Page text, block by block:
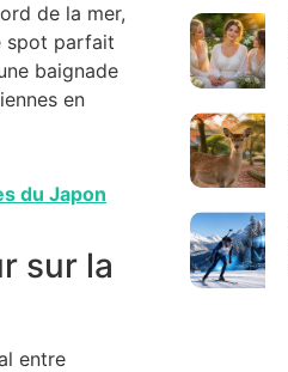
de la mer,
spot parfait
baignade
en
du Japon
sur la
entre